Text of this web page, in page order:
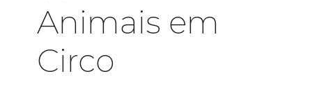
Animais em
Circo